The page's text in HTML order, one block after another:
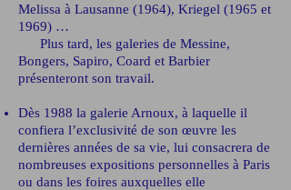
Melissa à Lausanne (1964), Kriegel (1965 et
1969) …
Plus tard, les galeries de Messine,
Bongers, Sapiro, Coard et Barbier
présenteront son travail.
Dès 1988 la galerie Arnoux, à laquelle il
confiera l’exclusivité de son œuvre les
dernières années de sa vie, lui consacrera de
nombreuses expositions personnelles à Paris
ou dans les foires auxquelles elle